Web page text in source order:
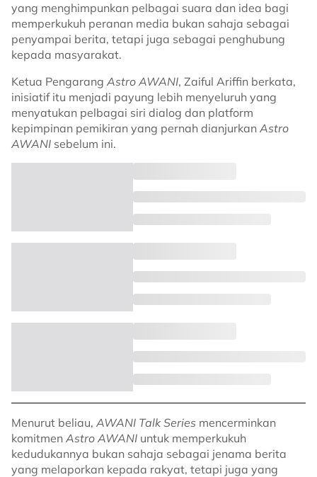
yang menghimpunkan pelbagai suara dan idea bagi
memperkukuh peranan media bukan sahaja sebagai
penyampai berita, tetapi juga sebagai penghubung
kepada masyarakat.
Ketua Pengarang Astro AWANI, Zaiful Ariffin berkata,
inisiatif itu menjadi payung lebih menyeluruh yang
menyatukan pelbagai siri dialog dan platform
kepimpinan pemikiran yang pernah dianjurkan Astro
AWANI sebelum ini.
Menurut beliau, AWANI Talk Series mencerminkan
komitmen Astro AWANI untuk memperkukuh
kedudukannya bukan sahaja sebagai jenama berita
yang melaporkan kepada rakyat, tetapi juga yang